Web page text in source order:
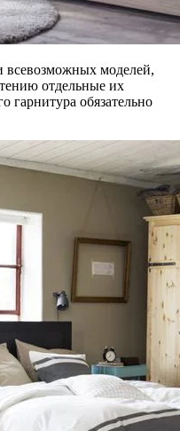
всевозможных моделей,
отдельные их
гарнитура обязательно